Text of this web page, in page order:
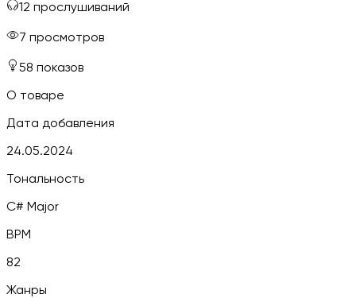
12 прослушиваний
7 просмотров
58 показов
О товаре
Дата добавления
24.05.2024
Тональность
C# Major
BPM
82
Жанры